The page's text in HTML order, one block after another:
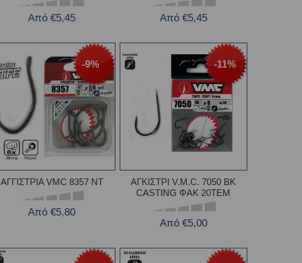
Από €5,45 Από €5,45
-9%
ΑΓΓΙΣΤΡΙΑ VMC 8357 ΝΤ
Από €5,80
-11%
ΑΓΚΙΣΤΡΙ V.M.C. 7050 BK
CASTING ΦΑΚ 20TEM
Από €5,00